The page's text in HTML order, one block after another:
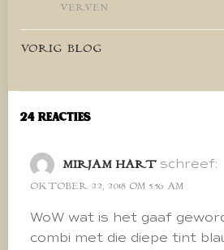
VERVEN
Bericht
navigatie
VORIG BLOG
24 Reacties
MIRJAM HART schreef:
OKTOBER 22, 2018 OM 5:56 AM
WoW wat is het gaaf
combi met die diepe tint